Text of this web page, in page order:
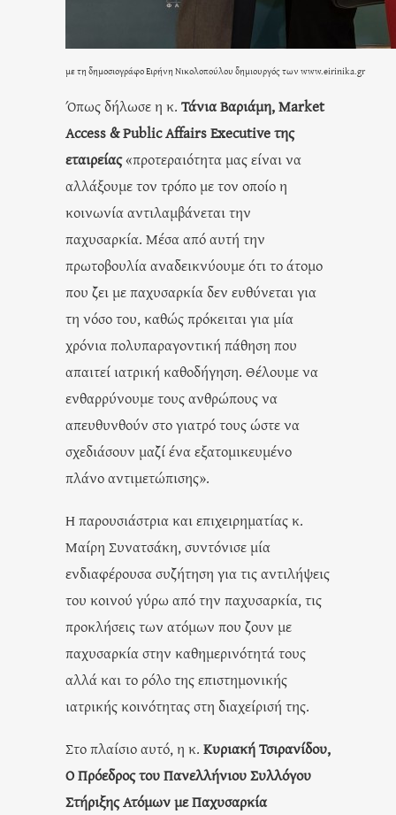
με τη δημοσιογράφο Ειρήνη Νικολοπούλου δημιουργός των www.eirinika.gr
Όπως δήλωσε η κ. Τάνια Βαριάμη, Market
Access & Public Affairs Executive της
εταιρείας«προτεραιότητα μας είναι να
αλλάξουμε τον τρόπο με τον οποίο η
κοινωνία αντιλαμβάνεται την
παχυσαρκία. Μέσα από αυτή την
πρωτοβουλία αναδεικνύουμε ότι το άτομο
που ζει με παχυσαρκία δεν ευθύνεται για
τη νόσο του, καθώς πρόκειται για μία
χρόνια πολυπαραγοντική πάθηση που
απαιτεί ιατρική καθοδήγηση. Θέλουμε να
ενθαρρύνουμε τους ανθρώπους να
απευθυνθούν στο γιατρό τους ώστε να
σχεδιάσουν μαζί ένα εξατομικευμένο
πλάνο αντιμετώπισης».
Η παρουσιάστρια και επιχειρηματίας κ.
Μαίρη Συνατσάκη, συντόνισε μία
ενδιαφέρουσα συζήτηση για τις αντιλήψεις
του κοινού γύρω από την παχυσαρκία, τις
προκλήσεις των ατόμων που ζουν με
παχυσαρκία στην καθημερινότητά τους
αλλά και το ρόλο της επιστημονικής
ιατρικής κοινότητας στη διαχείρισή της.
Στο πλαίσιο αυτό, η κ. Κυριακή Τσιρανίδου,
Ο Πρόεδρος του Πανελλήνιου Συλλόγου
Στήριξης Ατόμων με Παχυσαρκία